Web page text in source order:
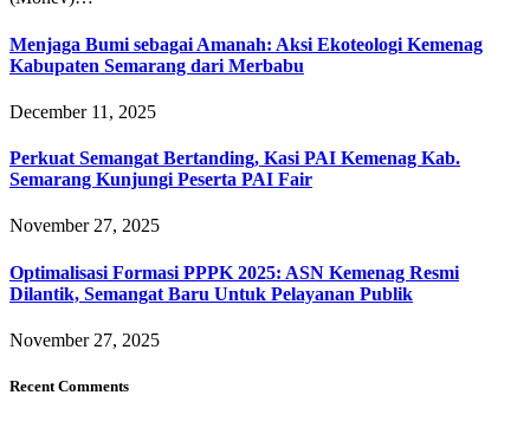
Menjaga Bumi sebagai Amanah: Aksi Ekoteologi Kemenag
Kabupaten Semarang dari Merbabu
December 11, 2025
Perkuat Semangat Bertanding, Kasi PAI Kemenag Kab.
Semarang Kunjungi Peserta PAI Fair
November 27, 2025
Optimalisasi Formasi PPPK 2025: ASN Kemenag Resmi
Dilantik, Semangat Baru Untuk Pelayanan Publik
November 27, 2025
Recent Comments